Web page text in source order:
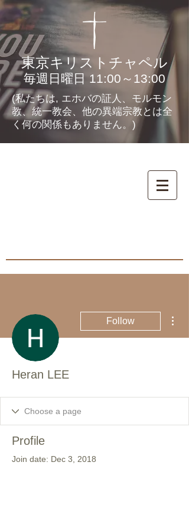
東京キリストチャペル
毎週日曜日 11:00～13:00
(私たちは, エホバの証人、モルモン
教、統一教会、他の異端宗教とは全
く何の関係もありません。)
Follow
Heran LEE
Profile
Join date: Dec 3, 2018